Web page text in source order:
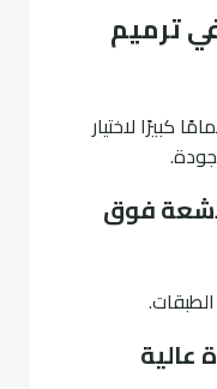
ترميم
كبيرًا لاختيار
فوق
عالية